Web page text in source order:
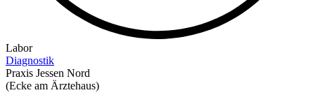
Labor
Diagnostik
Praxis Jessen Nord
(Ecke am Ärztehaus)